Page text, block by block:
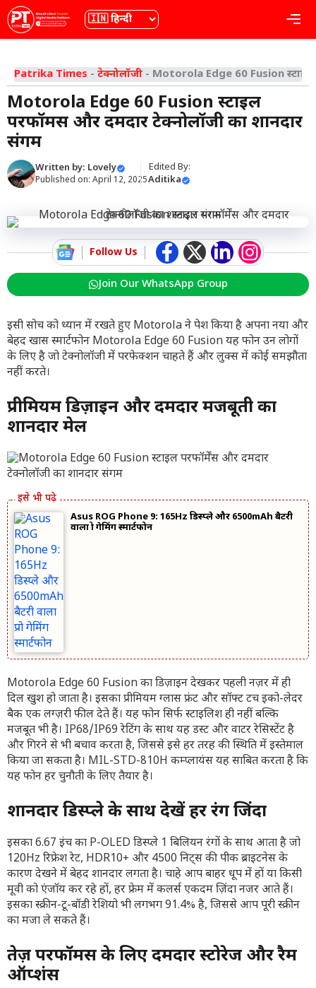
Skip
to
content
भाषा
Patrika Times - टेक्नोलॉजी - Motorola Edge 60 Fusion स्टाइल
Motorola Edge 60 Fusion स्टाइल
परफॉर्मेंस और दमदार टेक्नोलॉजी का शानदार
संगम
Written by: Lovely
Published on: April 12, 2025
Edited By:
Aditika
Follow Us
Join Our WhatsApp Group
इसी सोच को ध्यान में रखते हुए Motorola ने पेश किया है अपना नया और
बेहद खास स्मार्टफोन Motorola Edge 60 Fusion यह फोन उन लोगों
के लिए है जो टेक्नोलॉजी में परफेक्शन चाहते हैं और लुक्स में कोई समझौता
नहीं करते।
प्रीमियम डिज़ाइन और दमदार मजबूती का
शानदार मेल
Asus ROG Phone 9: 165Hz डिस्प्ले और 6500mAh बैटरी
वाला प्रो गेमिंग स्मार्टफोन
Motorola Edge 60 Fusion का डिज़ाइन देखकर पहली नज़र में ही
दिल खुश हो जाता है। इसका प्रीमियम ग्लास फ्रंट और सॉफ्ट टच इको-लेदर
बैक एक लग्ज़री फील देते हैं। यह फोन सिर्फ स्टाइलिश ही नहीं बल्कि
मजबूत भी है। IP68/IP69 रेटिंग के साथ यह डस्ट और वाटर रेसिस्टेंट है
और गिरने से भी बचाव करता है, जिससे इसे हर तरह की स्थिति में इस्तेमाल
किया जा सकता है। MIL-STD-810H कम्प्लायंस यह साबित करता है कि
यह फोन हर चुनौती के लिए तैयार है।
शानदार डिस्प्ले के साथ देखें हर रंग जिंदा
इसका 6.67 इंच का P-OLED डिस्प्ले 1 बिलियन रंगों के साथ आता है जो
120Hz रिफ्रेश रेट, HDR10+ और 4500 निट्स की पीक ब्राइटनेस के
कारण देखने में बेहद शानदार लगता है। चाहे आप बाहर धूप में हों या किसी
मूवी को एंजॉय कर रहे हों, हर फ्रेम में कलर्स एकदम ज़िंदा नजर आते हैं।
इसका स्क्रीन-टू-बॉडी रेशियो भी लगभग 91.4% है, जिससे आप पूरी स्क्रीन
का मजा ले सकते हैं।
तेज़ परफॉर्मेंस के लिए दमदार स्टोरेज और रैम
ऑप्शंस